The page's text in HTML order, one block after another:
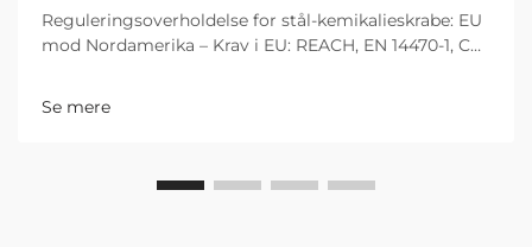
Reguleringsoverholdelse for stål-kemikalieskrabe: EU
mod Nordamerika – Krav i EU: REACH, EN 14470-1, CE-
produkter til Det Europæiske Fællesskab, skal følge...
Se mere